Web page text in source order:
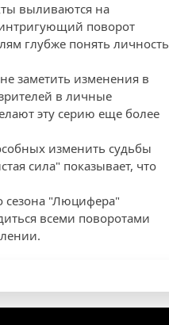
выливаются на
интригующий поворот
глубже понять личность
заметить изменения в
в личные
эту серию еще более
изменить судьбы
сила" показывает, что
сезона "Люцифера"
всеми поворотами